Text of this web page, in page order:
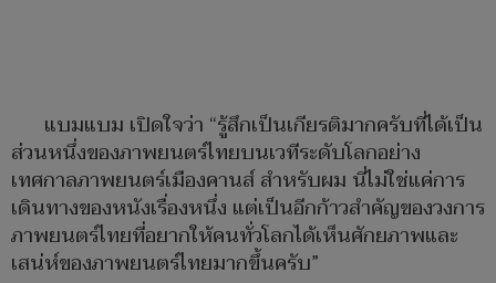
แบมแบม เปิดใจว่า “รู้สึกเป็นเกียรติมากครับที่ได้เป็น
ส่วนหนึ่งของภาพยนตร์ไทยบนเวทีระดับโลกอย่าง
เทศกาลภาพยนตร์เมืองคานส์ สำหรับผม นี่ไม่ใช่แค่การ
เดินทางของหนังเรื่องหนึ่ง แต่เป็นอีกก้าวสำคัญของวงการ
ภาพยนตร์ไทยที่อยากให้คนทั่วโลกได้เห็นศักยภาพและ
เสน่ห์ของภาพยนตร์ไทยมากขึ้นครับ”